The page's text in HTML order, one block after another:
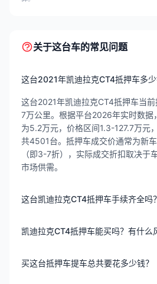
关于这台车的常见问题
这台2021年凯迪拉克CT4抵押车多少
这台2021年凯迪拉克CT4抵押车当
7万公里。根据平台2026年实时数据
为5.2万元，价格区间1.3-127.7万元
共4501台。抵押车成交价通常为新
（即3-7折），实际成交折扣取决于
市场供需。
这台凯迪拉克CT4抵押车手续齐全吗
凯迪拉克CT4抵押车能买吗？有什么
买这台抵押车提车总共要花多少钱？